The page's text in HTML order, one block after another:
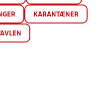
KARANTÆNER